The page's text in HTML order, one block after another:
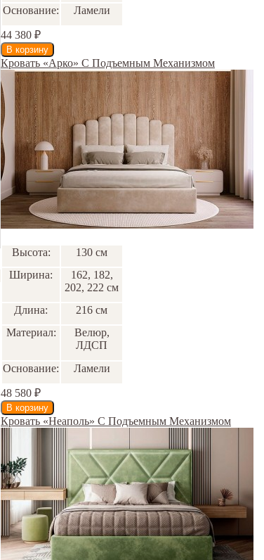
Основание:
Ламели
44 380 ₽
Кровать «Арко» С Подъемным Механизмом
Высота:
130 см
Ширина:
162, 182,
202, 222 см
Длина:
216 см
Материал:
Велюр,
ЛДСП
Основание:
Ламели
48 580 ₽
Кровать «Неаполь» С Подъемным Механизмом